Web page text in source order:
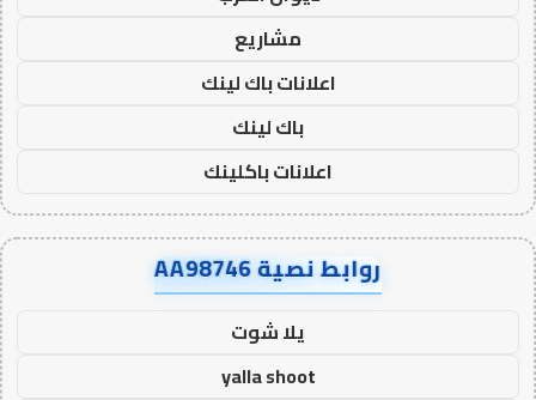
مشاريع
اعلانات باك لينك
باك لينك
اعلانات باكلينك
روابط نصية AA98746
يلا شوت
yalla shoot